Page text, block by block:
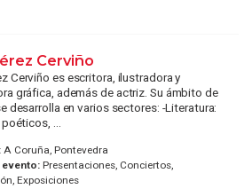
Cerviño
Cerviño es escritora, ilustradora y
gráfica, además de actriz. Su ámbito de
desarrolla en varios sectores: -Literatura:
...
A Coruña, Pontevedra
Presentaciones, Conciertos,
Exposiciones